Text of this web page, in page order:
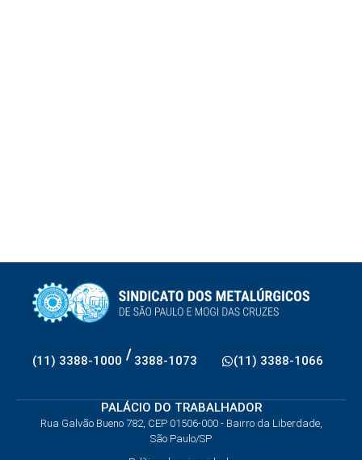
(11) 3388-1000 / 3388-1073 (11) 3388-1066
PALÁCIO DO TRABALHADOR
Rua Galvão Bueno 782, CEP 01506-000 - Bairro da Liberdade,
São Paulo/SP